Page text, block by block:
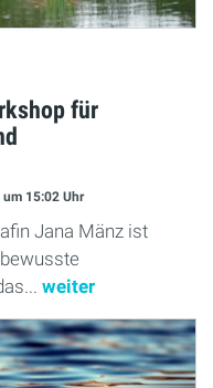
für
um 15:02 Uhr
Jana Mänz ist
weiter